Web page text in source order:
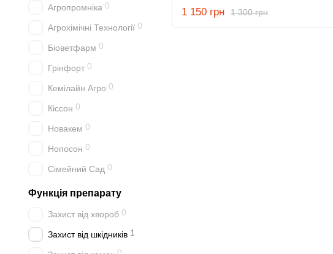
1 300 грн
1 150 грн
Агропромніка 0
Агрохімічні Технології 0
Біоветфарм 0
Грінфорт 0
Кемілайн Агро 0
Кіссон 0
Новакем 0
Нопосон 0
Сімейний Сад 0
Функція препарату
Захист від хвороб 0
Захист від шкідників 1